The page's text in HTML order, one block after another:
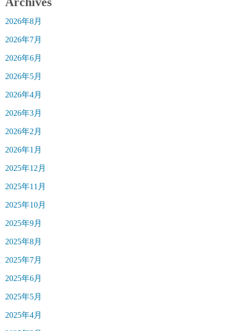
2026年8月
2026年7月
2026年6月
2026年5月
2026年4月
2026年3月
2026年2月
2026年1月
2025年12月
2025年11月
2025年10月
2025年9月
2025年8月
2025年7月
2025年6月
2025年5月
2025年4月